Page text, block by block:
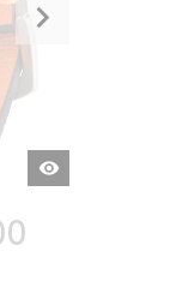
VISTA
RÁPIDA